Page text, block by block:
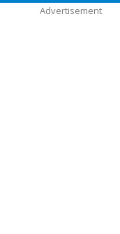
Advertisement